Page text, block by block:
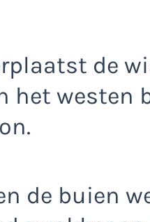
de
het westen
de buien